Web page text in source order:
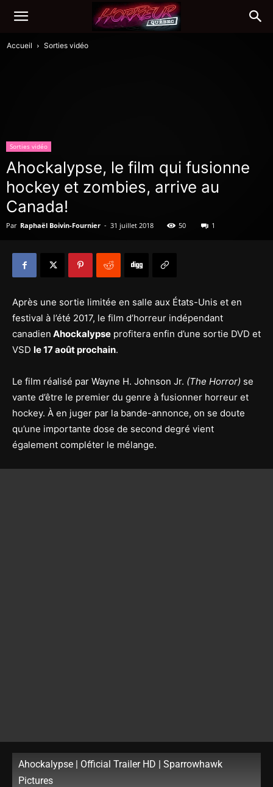
Accueil Sorties vidéo
Sorties vidéo
Ahockalypse, le film qui fusionne
hockey et zombies, arrive au
Canada!
Par Raphaël Boivin-Fournier - 31 juillet 2018 50 1
Après une sortie limitée en salle aux États-Unis et en
festival à l’été 2017, le film d’horreur indépendant
canadien Ahockalypse profitera enfin d’une sortie DVD et
VSD le 17 août prochain.
Le film réalisé par Wayne H. Johnson Jr. (The Horror) se
vante d’être le premier du genre à fusionner horreur et
hockey. À en juger par la bande-annonce, on se doute
qu’une importante dose de second degré vient
également compléter le mélange.
Ahockalypse | Official Trailer HD | Sparrowhawk
Pictures